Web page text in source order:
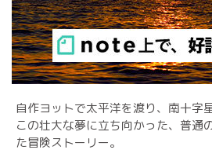
自作ヨットで太平洋を渡り、南十字
この壮大な夢に立ち向かった、普通
た冒険ストーリー。